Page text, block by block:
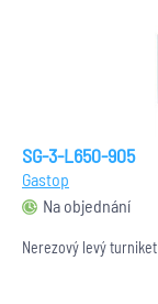
SG-3-L650-905
Gastop
Na objednání
Nerezový levý